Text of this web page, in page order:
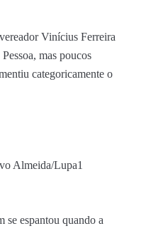
Vinícius Ferreira
mas poucos
categoricamente o
Almeida/Lupa1
se espantou quando a